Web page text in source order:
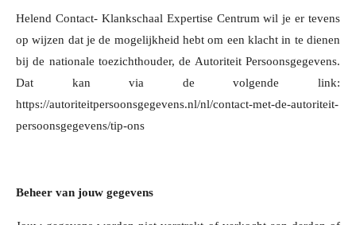
Helend Contact- Klankschaal Expertise Centrum wil je er tevens
op wijzen dat je de mogelijkheid hebt om een klacht in te dienen
bij de nationale toezichthouder, de Autoriteit Persoonsgegevens.
Dat kan via de volgende link:
https://autoriteitpersoonsgegevens.nl/nl/contact-met-de-autoriteit-
persoonsgegevens/tip-ons
Beheer van jouw gegevens